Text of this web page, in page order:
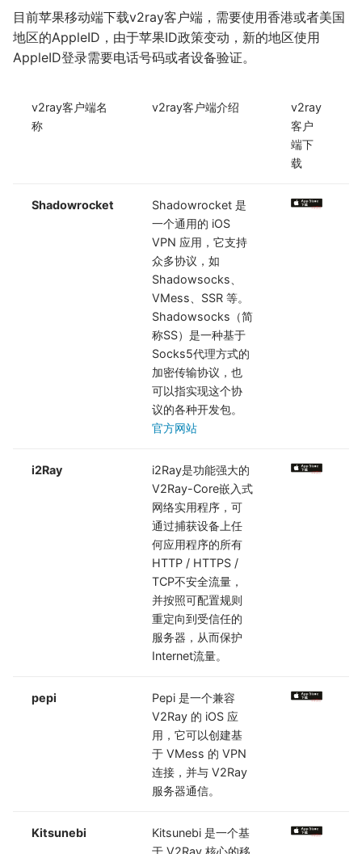
目前苹果移动端下载v2ray客户端，需要使用香港或者美国
地区的AppleID，由于苹果ID政策变动，新的地区使用
AppleID登录需要电话号码或者设备验证。
v2ray客户端名
称
v2ray客户端介绍
v2ray
客户
端下
载
Shadowrocket
Shadowrocket 是
一个通用的 iOS
VPN 应用，它支持
众多协议，如
Shadowsocks、
VMess、SSR 等。
Shadowsocks（简
称SS）是一种基于
Socks5代理方式的
加密传输协议，也
可以指实现这个协
议的各种开发包。
官方网站
i2Ray
i2Ray是功能强大的
V2Ray-Core嵌入式
网络实用程序，可
通过捕获设备上任
何应用程序的所有
HTTP / HTTPS /
TCP不安全流量，
并按照可配置规则
重定向到受信任的
服务器，从而保护
Internet流量。
pepi
Pepi 是一个兼容
V2Ray 的 iOS 应
用，它可以创建基
于 VMess 的 VPN
连接，并与 V2Ray
服务器通信。
Kitsunebi
Kitsunebi 是一个基
于 V2Ray 核心的移